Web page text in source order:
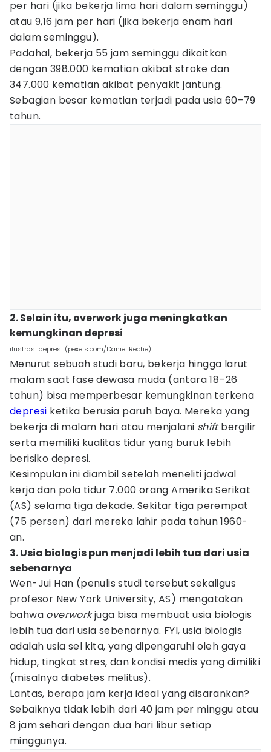
per hari (jika bekerja lima hari dalam seminggu)
atau 9,16 jam per hari (jika bekerja enam hari
dalam seminggu).
Padahal, bekerja 55 jam seminggu dikaitkan
dengan 398.000 kematian akibat stroke dan
347.000 kematian akibat penyakit jantung.
Sebagian besar kematian terjadi pada usia 60–79
tahun.
2. Selain itu, overwork juga meningkatkan
kemungkinan depresi
ilustrasi depresi (pexels.com/Daniel Reche)
Menurut sebuah studi baru, bekerja hingga larut
malam saat fase dewasa muda (antara 18–26
tahun) bisa memperbesar kemungkinan terkena
depresi ketika berusia paruh baya. Mereka yang
bekerja di malam hari atau menjalani shiftbergilir
serta memiliki kualitas tidur yang buruk lebih
berisiko depresi.
Kesimpulan ini diambil setelah meneliti jadwal
kerja dan pola tidur 7.000 orang Amerika Serikat
(AS) selama tiga dekade. Sekitar tiga perempat
(75 persen) dari mereka lahir pada tahun 1960-
an.
3. Usia biologis pun menjadi lebih tua dari usia
sebenarnya
Wen-Jui Han (penulis studi tersebut sekaligus
profesor New York University, AS) mengatakan
bahwa overworkjuga bisa membuat usia biologis
lebih tua dari usia sebenarnya. FYI, usia biologis
adalah usia sel kita, yang dipengaruhi oleh gaya
hidup, tingkat stres, dan kondisi medis yang dimiliki
(misalnya diabetes melitus).
Lantas, berapa jam kerja ideal yang disarankan?
Sebaiknya tidak lebih dari 40 jam per minggu atau
8 jam sehari dengan dua hari libur setiap
minggunya.